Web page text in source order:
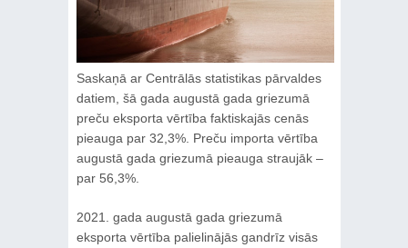
Saskaņā ar Centrālās statistikas pārvaldes
datiem, šā gada augustā gada griezumā
preču eksporta vērtība faktiskajās cenās
pieauga par 32,3%. Preču importa vērtība
augustā gada griezumā pieauga straujāk –
par 56,3%.
2021. gada augustā gada griezumā
eksporta vērtība palielinājās gandrīz visās